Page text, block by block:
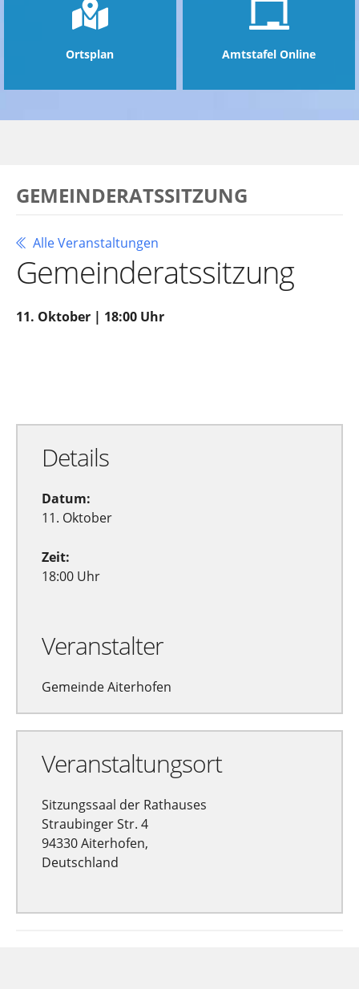
Ortsplan Amtstafel Online
GEMEINDERATSSITZUNG
Alle Veranstaltungen
Gemeinderatssitzung
11. Oktober | 18:00 Uhr
Details
Datum:
11. Oktober
Zeit:
18:00 Uhr
Veranstalter
Gemeinde Aiterhofen
Veranstaltungsort
Sitzungssaal der Rathauses
Straubinger Str. 4
94330 Aiterhofen,
Deutschland